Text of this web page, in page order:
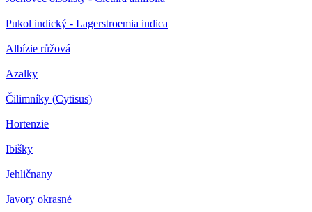
Pukol indický - Lagerstroemia indica
Albízie růžová
Azalky
Čilimníky (Cytisus)
Hortenzie
Ibišky
Jehličnany
Javory okrasné